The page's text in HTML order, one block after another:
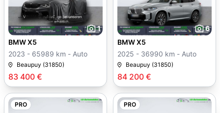
1
83 400 €
BMW X5
2023 - 65989 km - Auto
Beaupuy (31850)
6
84 200 €
BMW X5
2025 - 36990 km - Auto
Beaupuy (31850)
PRO PRO